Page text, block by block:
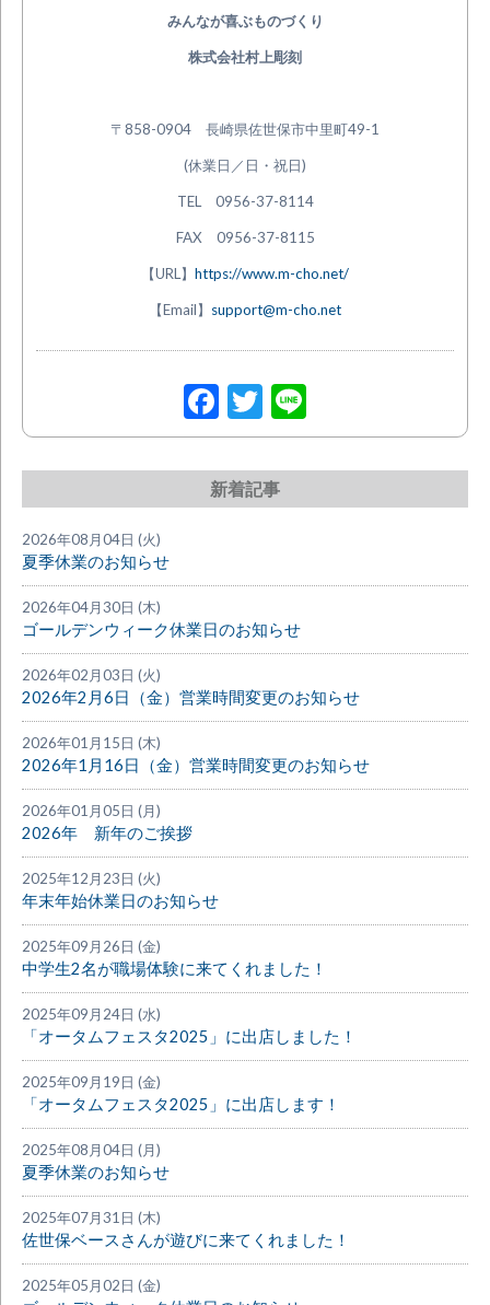
みんなが喜ぶものづくり
株式会社村上彫刻
〒858-0904 長崎県佐世保市中里町49-1
(休業日／日・祝日)
TEL 0956-37-8114
FAX 0956-37-8115
【URL】 https://www.m-cho.net/
【Email】 support@m-cho.net
Facebook
Twitter
新着記事
2026年08月04日 (火)
夏季休業のお知らせ
2026年04月30日 (木)
ゴールデンウィーク休業日のお知らせ
2026年02月03日 (火)
2026年2月6日（金）営業時間変更のお知らせ
2026年01月15日 (木)
2026年1月16日（金）営業時間変更のお知らせ
2026年01月05日 (月)
2026年 新年のご挨拶
2025年12月23日 (火)
年末年始休業日のお知らせ
2025年09月26日 (金)
中学生2名が職場体験に来てくれました！
2025年09月24日 (水)
「オータムフェスタ2025」に出店しました！
2025年09月19日 (金)
「オータムフェスタ2025」に出店します！
2025年08月04日 (月)
夏季休業のお知らせ
2025年07月31日 (木)
佐世保ベースさんが遊びに来てくれました！
2025年05月02日 (金)